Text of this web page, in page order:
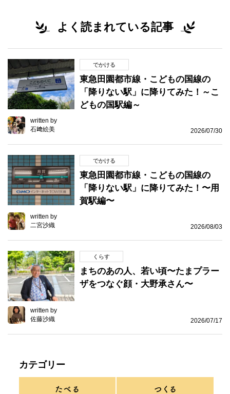
よく読まれている記事
でかける
東急田園都市線・こどもの国線の
「降りない駅」に降りてみた！～こ
どもの国駅編～
written by
石﨑絵美
2026/07/30
でかける
東急田園都市線・こどもの国線の
「降りない駅」に降りてみた！〜用
賀駅編〜
written by
二宮沙織
2026/08/03
くらす
まちのあの人、若い頃〜たまプラー
ザをつなぐ顔・大野承さん〜
written by
佐藤沙織
2026/07/17
カテゴリー